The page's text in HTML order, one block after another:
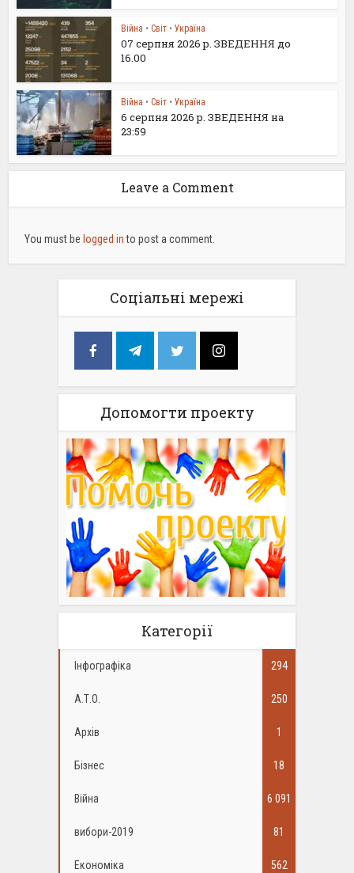
Війна • Світ • Україна
07 серпня 2026 р. ЗВЕДЕННЯ до
16.00
Війна • Світ • Україна
6 серпня 2026 р. ЗВЕДЕННЯ на
23:59
Leave a Comment
You must be logged into post a comment.
Соціальні мережі
Допомогти проекту
Категорії
Інфографіка 294
А.Т.О. 250
Архів 1
Бізнес 18
Війна 6 091
вибори-2019 81
Економіка 562